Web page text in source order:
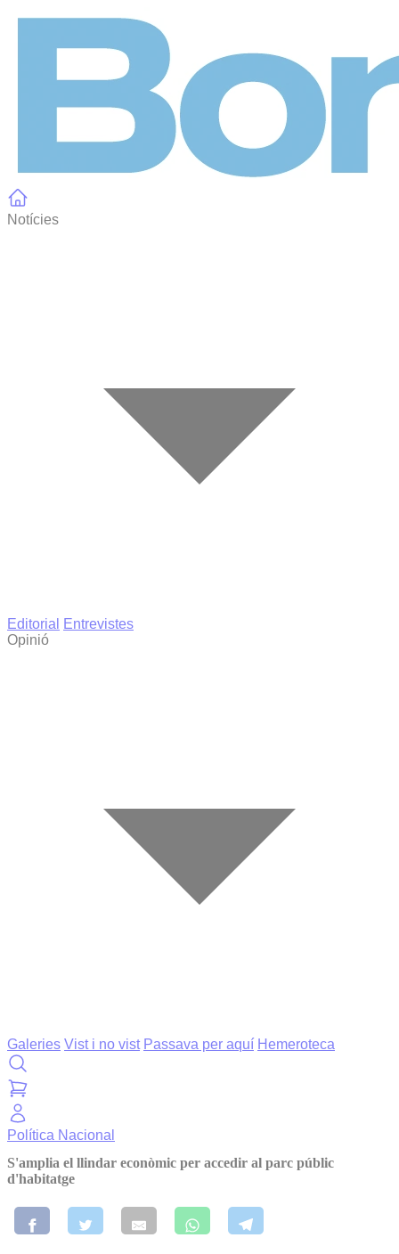
Notícies
Editorial
Entrevistes
Opinió
Galeries Vist i no vist Passava per aquí Hemeroteca
Política Nacional
S'amplia el llindar econòmic per accedir al parc públic
d'habitatge